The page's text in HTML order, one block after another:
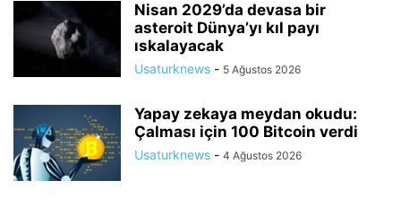
Nisan 2029’da devasa bir
asteroit Dünya’yı kıl payı
ıskalayacak
Usaturknews - 5 Ağustos 2026
Yapay zekaya meydan okudu:
Çalması için 100 Bitcoin verdi
Usaturknews - 4 Ağustos 2026